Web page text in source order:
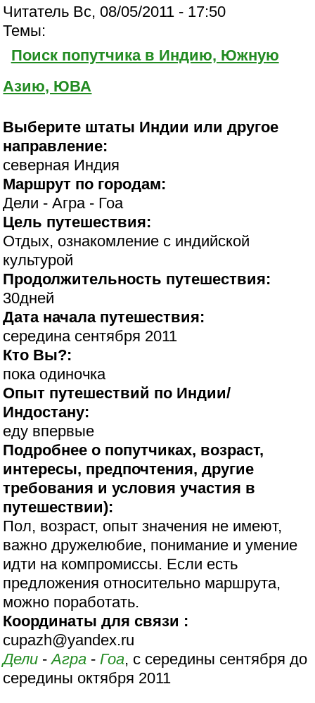
Читатель Вс, 08/05/2011 - 17:50
Темы:
Поиск попутчика в Индию, Южную
Азию, ЮВА
Выберите штаты Индии или другое
направление:
северная Индия
Маршрут по городам:
Дели - Агра - Гоа
Цель путешествия:
Отдых, ознакомление с индийской
культурой
Продолжительность путешествия:
30дней
Дата начала путешествия:
середина сентября 2011
Кто Вы?:
пока одиночка
Опыт путешествий по Индии/
Индостану:
еду впервые
Подробнее о попутчиках, возраст,
интересы, предпочтения, другие
требования и условия участия в
путешествии):
Пол, возраст, опыт значения не имеют,
важно дружелюбие, понимание и умение
идти на компромиссы. Если есть
предложения относительно маршрута,
можно поработать.
Координаты для связи :
cupazh@yandex.ru
Дели -Агра -Гоа, с середины сентября до
середины октября 2011